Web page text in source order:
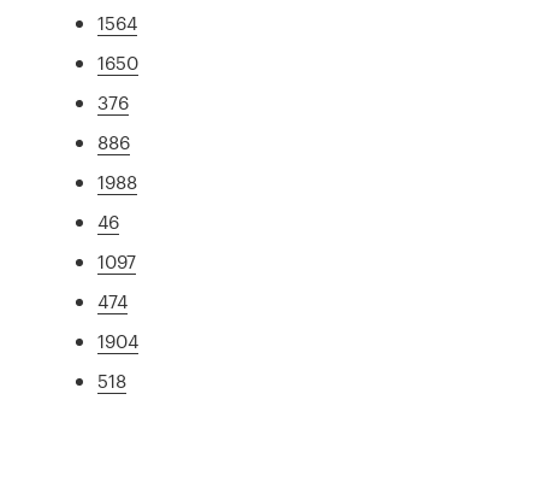
1564
1650
376
886
1988
46
1097
474
1904
518